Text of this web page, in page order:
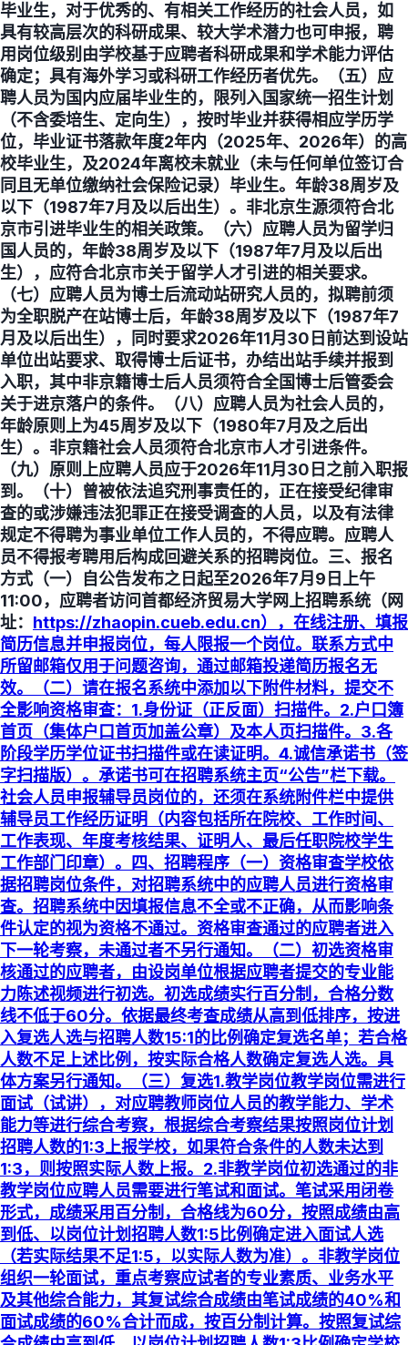
毕业生，对于优秀的、有相关工作经历的社会人员，如
具有较高层次的科研成果、较大学术潜力也可申报，聘
用岗位级别由学校基于应聘者科研成果和学术能力评估
确定；具有海外学习或科研工作经历者优先。（五）应
聘人员为国内应届毕业生的，限列入国家统一招生计划
（不含委培生、定向生），按时毕业并获得相应学历学
位，毕业证书落款年度2年内（2025年、2026年）的高
校毕业生，及2024年离校未就业（未与任何单位签订合
同且无单位缴纳社会保险记录）毕业生。年龄38周岁及
以下（1987年7月及以后出生）。非北京生源须符合北
京市引进毕业生的相关政策。（六）应聘人员为留学归
国人员的，年龄38周岁及以下（1987年7月及以后出
生），应符合北京市关于留学人才引进的相关要求。
（七）应聘人员为博士后流动站研究人员的，拟聘前须
为全职脱产在站博士后，年龄38周岁及以下（1987年7
月及以后出生），同时要求2026年11月30日前达到设站
单位出站要求、取得博士后证书，办结出站手续并报到
入职，其中非京籍博士后人员须符合全国博士后管委会
关于进京落户的条件。（八）应聘人员为社会人员的，
年龄原则上为45周岁及以下（1980年7月及之后出
生）。非京籍社会人员须符合北京市人才引进条件。
（九）原则上应聘人员应于2026年11月30日之前入职报
到。（十）曾被依法追究刑事责任的，正在接受纪律审
查的或涉嫌违法犯罪正在接受调查的人员，以及有法律
规定不得聘为事业单位工作人员的，不得应聘。应聘人
员不得报考聘用后构成回避关系的招聘岗位。三、报名
方式（一）自公告发布之日起至2026年7月9日上午
11:00，应聘者访问首都经济贸易大学网上招聘系统（网
址： https://zhaopin.cueb.edu.cn），在线注册、填报
简历信息并申报岗位，每人限报一个岗位。联系方式中
所留邮箱仅用于问题咨询，通过邮箱投递简历报名无
效。（二）请在报名系统中添加以下附件材料，提交不
全影响资格审查：1.身份证（正反面）扫描件。2.户口簿
首页（集体户口首页加盖公章）及本人页扫描件。3.各
阶段学历学位证书扫描件或在读证明。4.诚信承诺书（签
字扫描版）。承诺书可在招聘系统主页“公告”栏下载。
社会人员申报辅导员岗位的，还须在系统附件栏中提供
辅导员工作经历证明（内容包括所在院校、工作时间、
工作表现、年度考核结果、证明人、最后任职院校学生
工作部门印章）。四、招聘程序（一）资格审查学校依
据招聘岗位条件，对招聘系统中的应聘人员进行资格审
查。招聘系统中因填报信息不全或不正确，从而影响条
件认定的视为资格不通过。资格审查通过的应聘者进入
下一轮考察，未通过者不另行通知。（二）初选资格审
核通过的应聘者，由设岗单位根据应聘者提交的专业能
力陈述视频进行初选。初选成绩实行百分制，合格分数
线不低于60分。依据最终考查成绩从高到低排序，按进
入复选人选与招聘人数15:1的比例确定复选名单；若合格
人数不足上述比例，按实际合格人数确定复选人选。具
体方案另行通知。（三）复选1.教学岗位教学岗位需进行
面试（试讲），对应聘教师岗位人员的教学能力、学术
能力等进行综合考察，根据综合考察结果按照岗位计划
招聘人数的1:3上报学校，如果符合条件的人数未达到
1:3，则按照实际人数上报。2.非教学岗位初选通过的非
教学岗位应聘人员需要进行笔试和面试。笔试采用闭卷
形式，成绩采用百分制，合格线为60分，按照成绩由高
到低、以岗位计划招聘人数1:5比例确定进入面试人选
（若实际结果不足1:5，以实际人数为准）。非教学岗位
组织一轮面试，重点考察应试者的专业素质、业务水平
及其他综合能力，其复试综合成绩由笔试成绩的40%和
面试成绩的60%合计而成，按百分制计算。按照复试综